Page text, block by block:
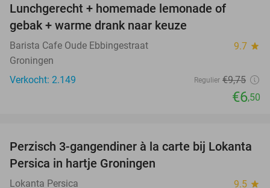
Lunchgerecht + homemade lemonade of
gebak + warme drank naar keuze
Barista Cafe Oude Ebbingestraat 9.7 star
Groningen
Verkocht: 2.149
Regulier €9,75
€6,50
40%
Perzisch 3-gangendiner à la carte bij Lokanta
Persica in hartje Groningen
Lokanta Persica 9.5 star